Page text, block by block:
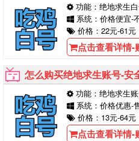
功能：绝地求生
系统：价格便宜-
价格：22元-61元
点击查看详情-
怎么购买绝地求生账号-安
功能：绝地求生
系统：价格优惠-
价格：13元-64元
点击查看详情-